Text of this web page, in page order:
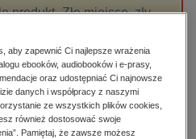
informatyka
produkt „Złe miejsce, zły
aby zapewnić Ci najlepsze wrażenia
ebooków, audiobooków i e-prasy,
oraz udostępniać Ci najnowsze
danych i współpracy z naszymi
ze wszystkich plików cookies,
również dostosować swoje
Pamiętaj, że zawsze możesz